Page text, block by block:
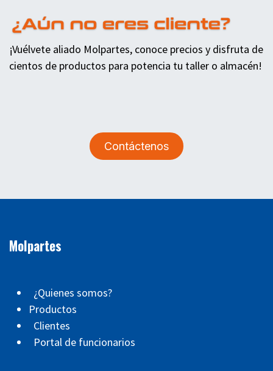
¡Vuélvete aliado Molpartes, conoce precios y disfruta de
cientos de productos para potencia tu taller o almacén!
Contáctenos
Molpartes
¿Quienes somos?
Productos
Clientes
Portal de funcionarios